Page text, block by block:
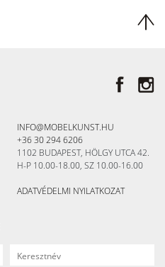
INFO@MOBELKUNST.HU
+36 30 294 6206
1102 BUDAPEST, HÖLGY UTCA 42.
H-P 10.00-18.00, SZ 10.00-16.00
ADATVÉDELMI NYILATKOZAT